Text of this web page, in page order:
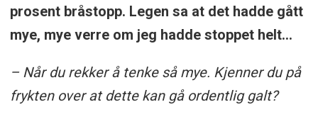
prosent bråstopp. Legen sa at det hadde gått
mye, mye verre om jeg hadde stoppet helt...
– Når du rekker å tenke så mye. Kjenner du på
frykten over at dette kan gå ordentlig galt?